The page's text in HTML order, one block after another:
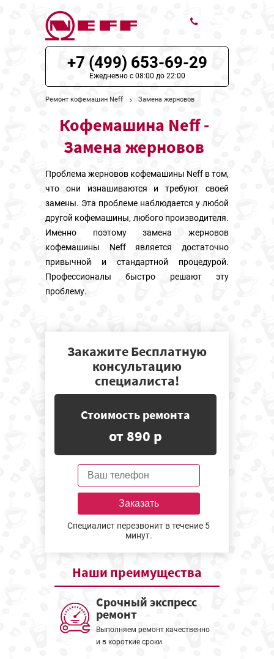
ЦЕНЫ НА РЕМОНТ
МОДЕЛИ NEFF
НАШИ КОНТАКТЫ
+7 (499) 653-69-29
Ежедневно с 08:00 до 22:00
Ремонт кофемашин Neff Замена жерновов
Кофемашина Neff -
Замена жерновов
Проблема жерновов кофемашины Neff в том,
что они изнашиваются и требуют своей
замены. Эта проблеме наблюдается у любой
другой кофемашины, любого производителя.
Именно поэтому замена жерновов
кофемашины Neff является достаточно
привычной и стандартной процедурой.
Профессионалы быстро решают эту
проблему.
Закажите Бесплатную
консультацию
специалиста!
Стоимость ремонта
от 890 р
Заказать
Специалист перезвонит в течение 5
минут.
Наши преимущества
Срочный экспресс
ремонт
Выполняем ремонт качественно
и в короткие сроки.